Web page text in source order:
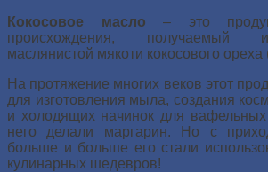
Кокосовое масло – это
происхождения, получаемый
маслянистой мякоти кокосового ореха
На протяжение многих веков этот
для изготовления мыла, создания
и холодящих начинок для
него делали маргарин. Но с
больше и больше его стали
кулинарных шедевров!